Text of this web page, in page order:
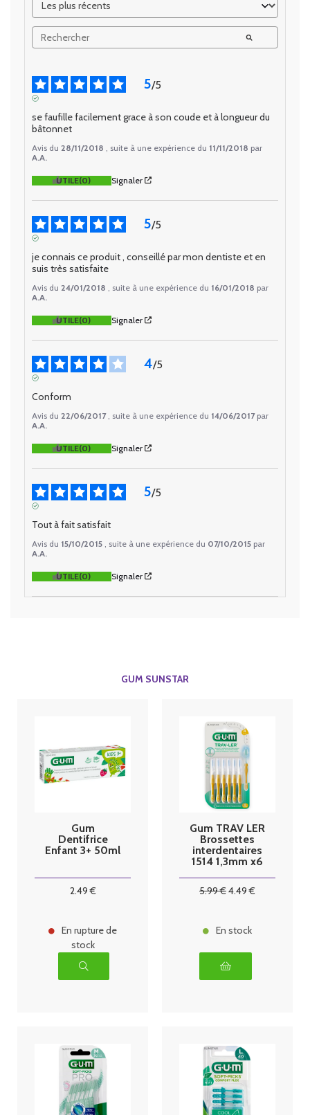
5/5
se faufille facilement grace à son coude et à longueur du
bâtonnet
Avis du 28/11/2018 , suite à une expérience du 11/11/2018 par
A.A.
UTILE(0) Signaler
5/5
je connais ce produit , conseillé par mon dentiste et en
suis très satisfaite
Avis du 24/01/2018 , suite à une expérience du 16/01/2018 par
A.A.
UTILE(0) Signaler
4/5
Conform
Avis du 22/06/2017 , suite à une expérience du 14/06/2017 par
A.A.
UTILE(0) Signaler
5/5
Tout à fait satisfait
Avis du 15/10/2015 , suite à une expérience du 07/10/2015 par
A.A.
UTILE(0) Signaler
GUM SUNSTAR
Gum
Dentifrice
Enfant 3+ 50ml
2.49€
En rupture de
stock
Gum TRAV LER
Brossettes
interdentaires
1514 1,3mm x6
5.99€4.49 €
En stock